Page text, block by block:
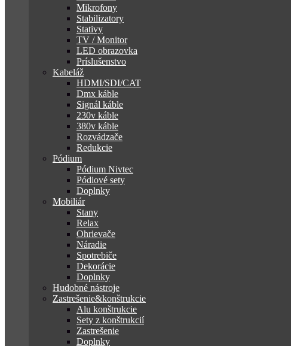
Mikrofony
Stabilizatory
Stativy
TV / Monitor
LED obrazovka
Príslušenstvo
Kabeláž
HDMI/SDI/CAT
Dmx káble
Signál káble
230v káble
380v káble
Rozvádzače
Redukcie
Pódium
Pódium Nivtec
Pódiové sety
Doplnky
Mobiliár
Stany
Relax
Ohrievače
Náradie
Spotrebiče
Dekorácie
Doplnky
Hudobné nástroje
Zastrešenie&konštrukcie
Alu konštrukcie
Sety z konštrukcií
Zastrešenie
Doplnky